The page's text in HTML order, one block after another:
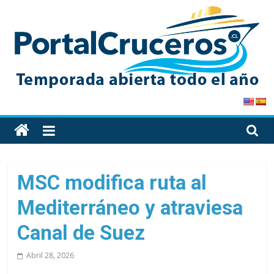
content
PortalCruceros
Toda
la
de
cruceros
en
un
solo
MSC modifica ruta al
Mediterráneo y atraviesa
Canal de Suez
Abril 28, 2026